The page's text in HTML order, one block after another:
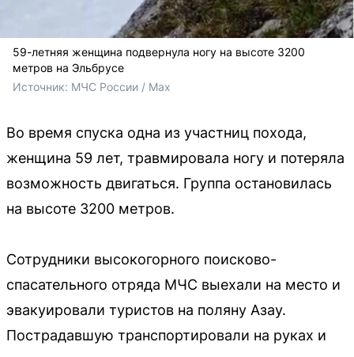
59-летняя женщина подвернула ногу на высоте 3200
метров на Эльбрусе
Источник: МЧС России / Max
Во время спуска одна из участниц похода,
женщина 59 лет, травмировала ногу и потеряла
возможность двигаться. Группа остановилась
на высоте 3200 метров.
Сотрудники высокогорного поисково-
спасательного отряда МЧС выехали на место и
эвакуировали туристов на поляну Азау.
Пострадавшую транспортировали на руках и